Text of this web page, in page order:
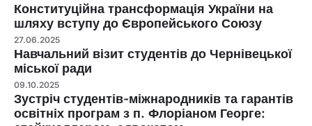
Конституційна трансформація України на
шляху вступу до Європейського Союзу
27.06.2025
Навчальний візит студентів до Чернівецької
міської ради
09.10.2025
Зустріч студентів-міжнародників та гарантів
освітніх програм з п. Флоріаном Георге: